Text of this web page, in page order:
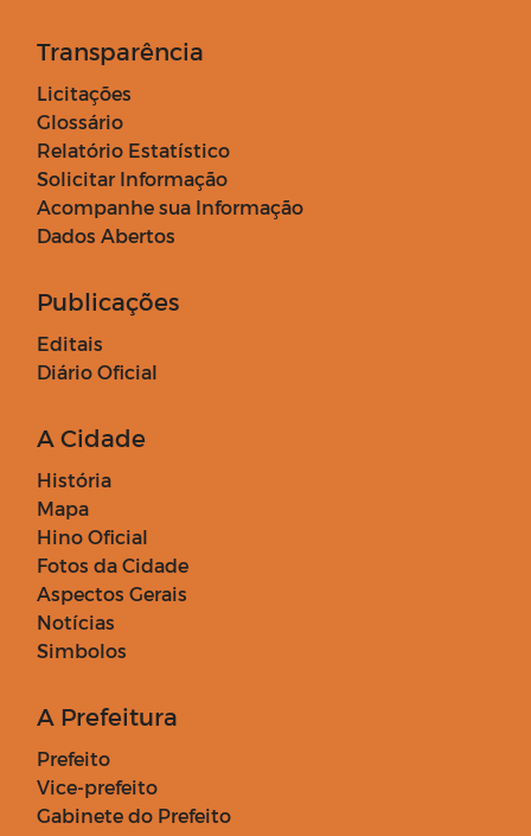
Transparência
Licitações
Glossário
Relatório Estatístico
Solicitar Informação
Acompanhe sua Informação
Dados Abertos
Publicações
Editais
Diário Oficial
A Cidade
História
Mapa
Hino Oficial
Fotos da Cidade
Aspectos Gerais
Notícias
Simbolos
A Prefeitura
Prefeito
Vice-prefeito
Gabinete do Prefeito